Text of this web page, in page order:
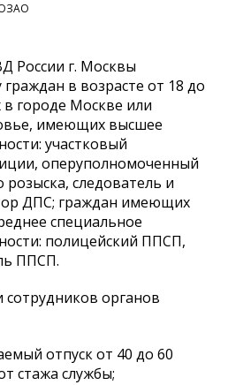
России г. Москвы
в возрасте от 18 до
городе Москве или
имеющих высшее
участковый
оперуполномоченный
розыска, следователь и
ДПС; граждан имеющих
специальное
полицейский ППСП,
ППСП.
органов
отпуск от 40 до 60
стажа службы;